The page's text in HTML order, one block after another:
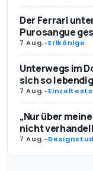
Der Ferrari
Purosangue
7 Aug.-Erlkönige
Unterwegs im
sich so
7 Aug.-Einzeltests
„Nur über
nicht
7 Aug.-